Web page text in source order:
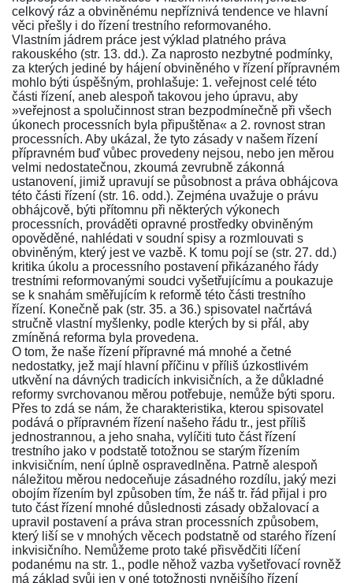
celkový ráz a obviněnému nepříznivá tendence ve hlavní
věci přešly i do řízení trestního reformovaného.
Vlastním jádrem práce jest výklad platného práva
rakouského (str. 13. dd.). Za naprosto nezbytné podmínky,
za kterých jediné by hájení obviněného v řízení přípravném
mohlo býti úspěšným, prohlašuje: 1. veřejnost celé této
části řízení, aneb alespoň takovou jeho úpravu, aby
»veřejnost a spolučinnost stran bezpodmínečně při všech
úkonech processních byla připuštěna« a 2. rovnost stran
processních. Aby ukázal, že tyto zásady v našem řízení
přípravném buď vůbec provedeny nejsou, nebo jen měrou
velmi nedostatečnou, zkoumá zevrubně zákonná
ustanovení, jimiž upravují se působnost a práva obhájcova
této části řízení (str. 16. odd.). Zejména uvažuje o právu
obhájcově, býti přítomnu při některých výkonech
processních, prováděti opravné prostředky obviněným
opověděné, nahlédati v soudní spisy a rozmlouvati s
obviněným, který jest ve vazbě. K tomu pojí se (str. 27. dd.)
kritika úkolu a processního postavení přikázaného řády
trestními reformovanými soudci vyšetřujícímu a poukazuje
se k snahám směřujícím k reformě této části trestního
řízení. Konečně pak (str. 35. a 36.) spisovatel načrtává
stručně vlastní myšlenky, podle kterých by si přál, aby
zmíněná reforma byla provedena.
O tom, že naše řízení přípravné má mnohé a četné
nedostatky, jež mají hlavní příčinu v příliš úzkostlivém
utkvění na dávných tradicích inkvisičních, a že důkladné
reformy svrchovanou měrou potřebuje, nemůže býti sporu.
Přes to zdá se nám, že charakteristika, kterou spisovatel
podává o přípravném řízení našeho řádu tr., jest příliš
jednostrannou, a jeho snaha, vylíčiti tuto část řízení
trestního jako v podstatě totožnou se starým řízením
inkvisičním, není úplně ospravedlněna. Patrně alespoň
náležitou měrou nedoceňuje zásadného rozdílu, jaký mezi
obojím řízením byl způsoben tím, že náš tr. řád přijal i pro
tuto část řízení mnohé důslednosti zásady obžalovací a
upravil postavení a práva stran processních způsobem,
který liší se v mnohých věcech podstatně od starého řízení
inkvisičního. Nemůžeme proto také přisvědčiti líčení
podanému na str. 1., podle něhož vazba vyšetřovací rovněž
má základ svůj jen v oné totožnosti nynějšího řízení